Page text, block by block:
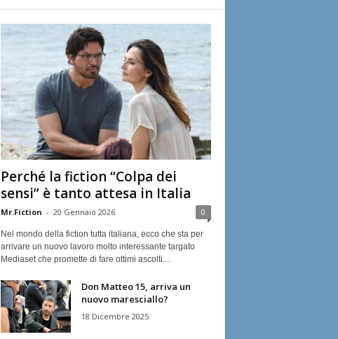
Perché la fiction “Colpa dei
sensi” è tanto attesa in Italia
Mr.Fiction - 20 Gennaio 2026 0
Nel mondo della fiction tutta italiana, ecco che sta per
arrivare un nuovo lavoro molto interessante targato
Mediaset che promette di fare ottimi ascolti....
Don Matteo 15, arriva un
nuovo maresciallo?
18 Dicembre 2025